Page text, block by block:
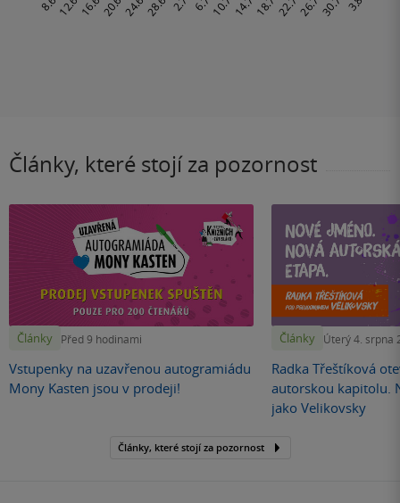
Články, které stojí za pozornost
Články Před 9 hodinami
Vstupenky na uzavřenou autogramiádu
Mony Kasten jsou v prodeji!
Články Úterý 4. srpna
Radka Třeštíková
autorskou kapitolu.
jako Velikovsky
Články, které stojí za pozornost